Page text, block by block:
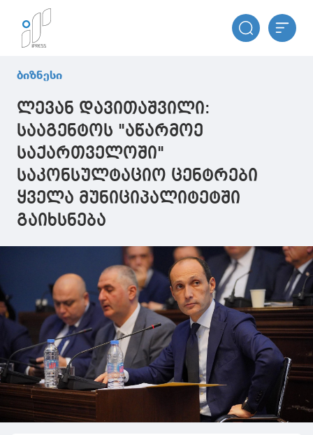
ბიზნესი
ლევან დავითაშვილი:
სააგენტოს "აწარმოე
საქართველოში"
საკონსულტაციო ცენტრები
ყველა მუნიციპალიტეტში
გაიხსნება